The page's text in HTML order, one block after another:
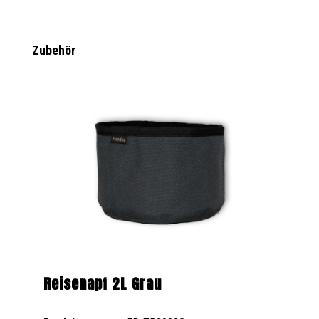
Produktgalerie überspringen
Zubehör
Reisenapf 2L Grau